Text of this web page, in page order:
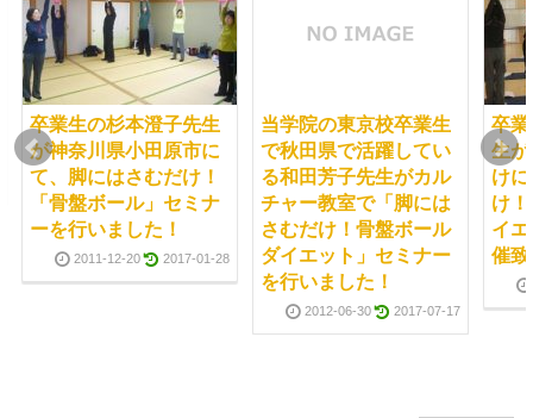
卒業生の杉本澄子先生
が神奈川県小田原市に
て、脚にはさむだけ！
「骨盤ボール」セミナ
ーを行いました！
2011-12-20 2017-01-28
当学院の東京校卒業生
で秋田県で活躍してい
る和田芳子先生がカル
チャー教室で「脚には
さむだけ！骨盤ボール
ダイエット」セミナー
を行いました！
2012-06-30 2017-07-17
卒
生
け
け
イ
催